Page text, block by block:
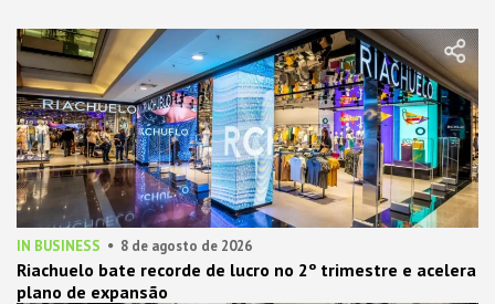
IN BUSINESS 8 de agosto de 2026
Riachuelo bate recorde de lucro no 2º trimestre e acelera
plano de expansão